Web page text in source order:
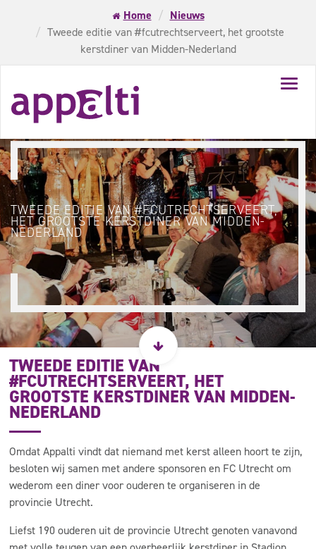
Home
Nieuws
Tweede editie van #fcutrechtserveert, het grootste
kerstdiner van Midden-Nederland
TWEEDE EDITIE VAN #FCUTRECHTSERVEERT,
HET GROOTSTE KERSTDINER VAN MIDDEN-
NEDERLAND
TWEEDE EDITIE VAN
#FCUTRECHTSERVEERT, HET
GROOTSTE KERSTDINER VAN MIDDEN-
NEDERLAND
Omdat Appalti vindt dat niemand met kerst alleen hoort te zijn,
besloten wij samen met andere sponsoren en FC Utrecht om
wederom een diner voor ouderen te organiseren in de
provincie Utrecht.
Liefst 190 ouderen uit de provincie Utrecht genoten vanavond